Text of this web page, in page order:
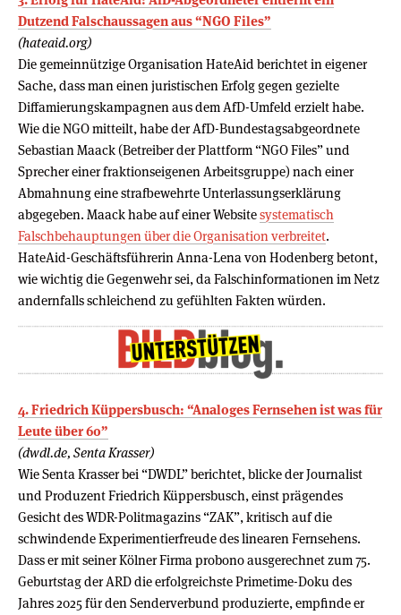
Dutzend Falschaussagen aus “NGO Files”
(hateaid.org)
Die gemeinnützige Organisation HateAid berichtet in eigener
Sache, dass man einen juristischen Erfolg gegen gezielte
Diffamierungskampagnen aus dem AfD-Umfeld erzielt habe.
Wie die NGO mitteilt, habe der AfD-Bundestagsabgeordnete
Sebastian Maack (Betreiber der Plattform “NGO Files” und
Sprecher einer fraktionseigenen Arbeitsgruppe) nach einer
Abmahnung eine strafbewehrte Unterlassungserklärung
abgegeben. Maack habe auf einer Websitesystematisch
Falschbehauptungen über die Organisation verbreitet.
HateAid-Geschäftsführerin Anna-Lena von Hodenberg betont,
wie wichtig die Gegenwehr sei, da Falschinformationen im Netz
andernfalls schleichend zu gefühlten Fakten würden.
4. Friedrich Küppersbusch: “Analoges Fernsehen ist was für
Leute über 60”
(dwdl.de, Senta Krasser)
Wie Senta Krasser bei “DWDL” berichtet, blicke der Journalist
und Produzent Friedrich Küppersbusch, einst prägendes
Gesicht des WDR-Politmagazins “ZAK”, kritisch auf die
schwindende Experimentierfreude des linearen Fernsehens.
Dass er mit seiner Kölner Firma probono ausgerechnet zum 75.
Geburtstag der ARD die erfolgreichste Primetime-Doku des
Jahres 2025 für den Senderverbund produzierte, empfinde er